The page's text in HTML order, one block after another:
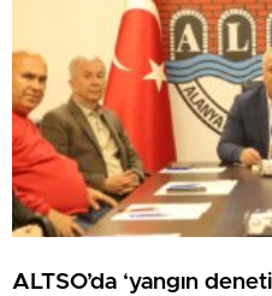
ALTSO’da